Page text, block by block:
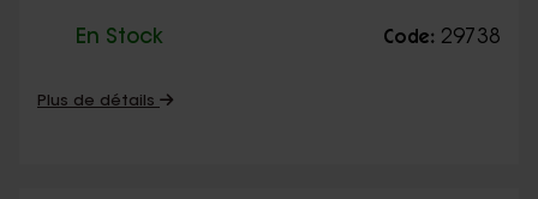
En Stock Code: 29738
Plus de détails